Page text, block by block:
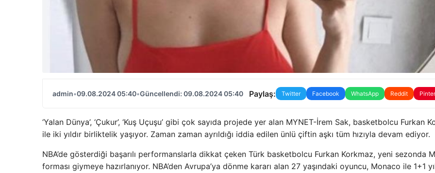
admin•09.08.2024 05:40•Güncellendi: 09.08.2024 05:40 Paylaş: Twitter Facebook WhatsApp Reddit
‘Yalan Dünya’, ‘Çukur’, ‘Kuş Uçuşu’ gibi çok sayıda projede yer alan MYNET-İrem Sak, basketbolcu Furkan
ile iki yıldır birliktelik yaşıyor. Zaman zaman ayrıldığı iddia edilen ünlü çiftin aşkı tüm hızıyla devam ediyor.
NBA’de gösterdiği başarılı performanslarla dikkat çeken Türk basketbolcu Furkan Korkmaz, yeni sezonda
forması giymeye hazırlanıyor. NBA’den Avrupa’ya dönme kararı alan 27 yaşındaki oyuncu, Monaco ile 1+1